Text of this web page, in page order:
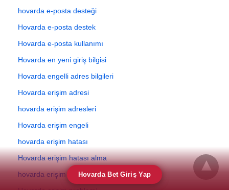
Hovarda Bet Giriş Yap
hovarda e-posta desteği
Hovarda e-posta destek
Hovarda e-posta kullanımı
Hovarda en yeni giriş bilgisi
Hovarda engelli adres bilgileri
Hovarda erişim adresi
hovarda erişim adresleri
Hovarda erişim engeli
hovarda erişim hatası
Hovarda erişim hatası alma
hovarda erişim linki